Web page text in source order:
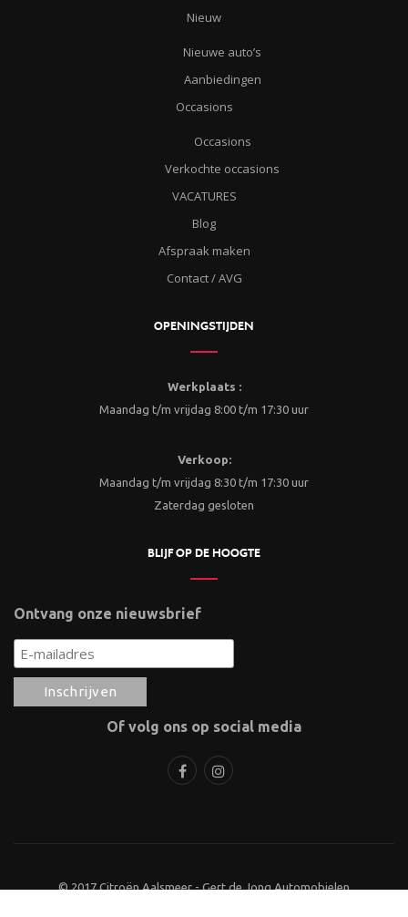
Nieuw
Nieuwe auto’s
Aanbiedingen
Occasions
Occasions
Verkochte occasions
VACATURES
Blog
Afspraak maken
Contact / AVG
OPENINGSTIJDEN
Werkplaats :
Maandag t/m vrijdag 8:00 t/m 17:30 uur
Verkoop:
Maandag t/m vrijdag 8:30 t/m 17:30 uur
Zaterdag gesloten
BLIJF OP DE HOOGTE
Ontvang onze nieuwsbrief
Of volg ons op social media
© 2017 Citroën Aalsmeer - Gert de Jong Automobielen